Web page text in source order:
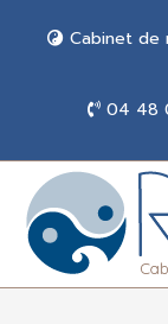
Cabinet de
04 48